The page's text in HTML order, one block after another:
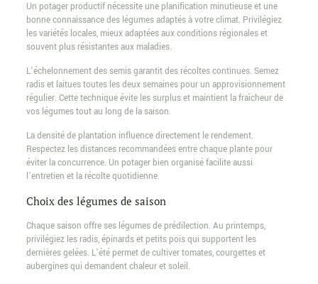
Un potager productif nécessite une planification minutieuse et une
bonne connaissance des légumes adaptés à votre climat. Privilégiez
les variétés locales, mieux adaptées aux conditions régionales et
souvent plus résistantes aux maladies.
L’échelonnement des semis garantit des récoltes continues. Semez
radis et laitues toutes les deux semaines pour un approvisionnement
régulier. Cette technique évite les surplus et maintient la fraîcheur de
vos légumes tout au long de la saison.
La densité de plantation influence directement le rendement.
Respectez les distances recommandées entre chaque plante pour
éviter la concurrence. Un potager bien organisé facilite aussi
l’entretien et la récolte quotidienne.
Choix des légumes de saison
Chaque saison offre ses légumes de prédilection. Au printemps,
privilégiez les radis, épinards et petits pois qui supportent les
dernières gelées. L’été permet de cultiver tomates, courgettes et
aubergines qui demandent chaleur et soleil.